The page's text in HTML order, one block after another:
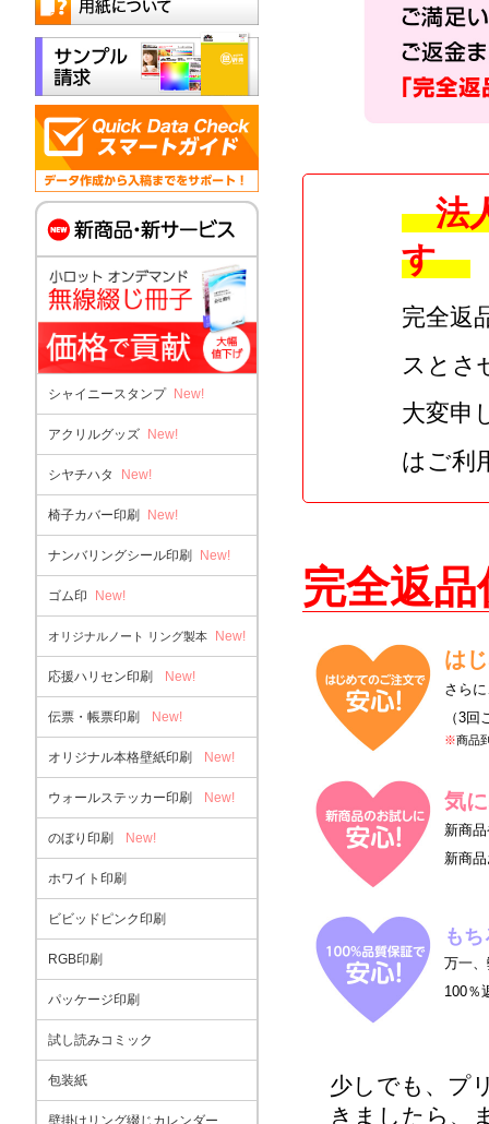
法人
す
完全返
スとさ
大変申
はご利
完全返
は
さら
（3
※商品
気
新商
新商
も
万一
100％
少しでも、プ
きましたら、
シャイニースタンプ New!
アクリルグッズ New!
シヤチハタ New!
椅子カバー印刷 New!
ナンバリングシール印刷 New!
ゴム印 New!
オリジナルノート リング製本 New!
応援ハリセン印刷 New!
伝票・帳票印刷 New!
オリジナル本格壁紙印刷 New!
ウォールステッカー印刷 New!
のぼり印刷 New!
ホワイト印刷
ビビッドピンク印刷
RGB印刷
パッケージ印刷
試し読みコミック
包装紙
壁掛けリング綴じカレンダー